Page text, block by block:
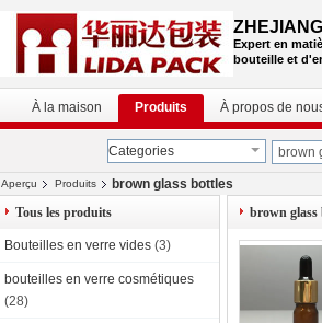
Expert en
bouteille et
À la maison Produits À propos de
Categories
Aperçu Produits
brown glass bottles
Tous les produits
Bouteilles en verre vides (3)
bouteilles en verre cosmétiques
(28)
brown glass